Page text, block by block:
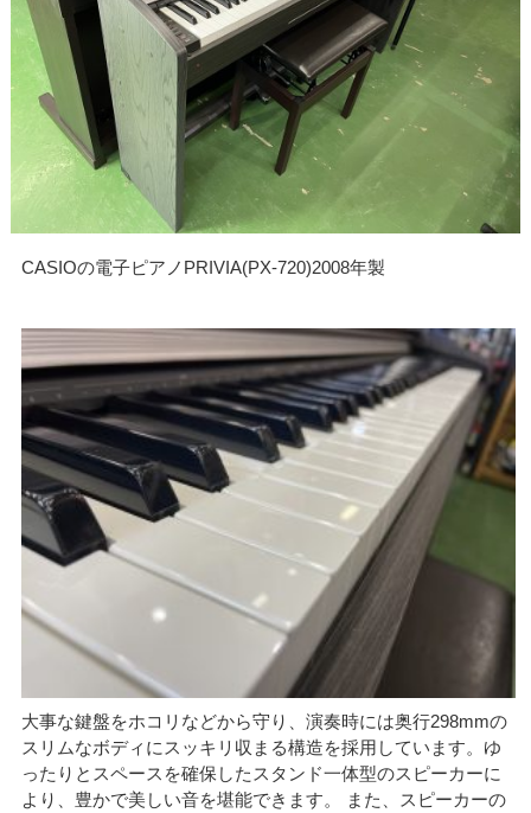
CASIOの電子ピアノPRIVIA(PX-720)2008年製
大事な鍵盤をホコリなどから守り、演奏時には奥行298mmの
スリムなボディにスッキリ収まる構造を採用しています。ゆ
ったりとスペースを確保したスタンド一体型のスピーカーに
より、豊かで美しい音を堪能できます。 また、スピーカーの